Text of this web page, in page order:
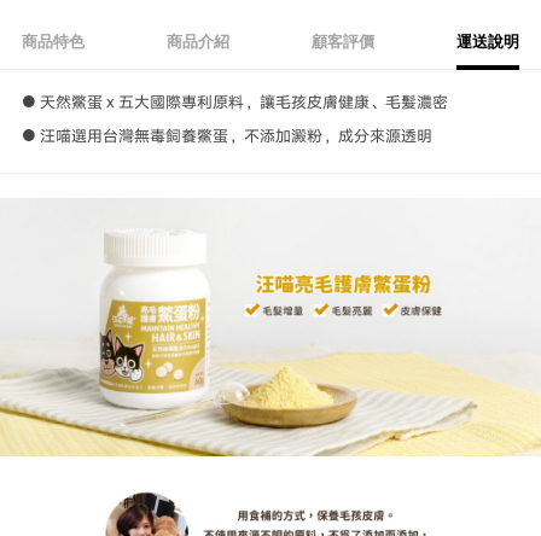
商品特色 商品介紹 顧客評價 運送說明
● 天然鱉蛋 x 五大國際專利原料，讓毛孩皮膚健康、毛髮濃密
● 汪喵選用台灣無毒飼養鱉蛋，不添加澱粉，成分來源透明